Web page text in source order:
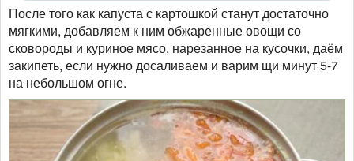
После того как капуста с картошкой станут достаточно
мягкими, добавляем к ним обжаренные овощи со
сковороды и куриное мясо, нарезанное на кусочки, даём
закипеть, если нужно досаливаем и варим щи минут 5-7
на небольшом огне.